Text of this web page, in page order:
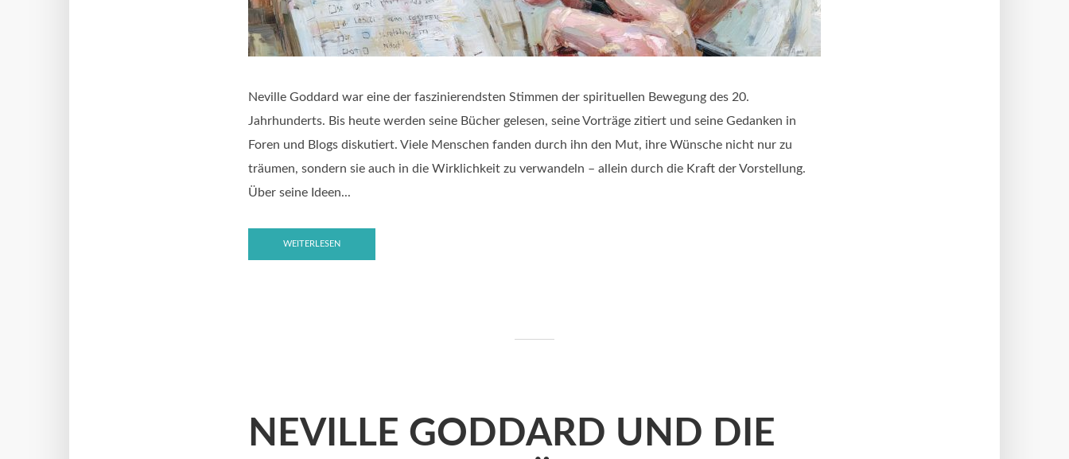
Neville Goddard war eine der faszinierendsten Stimmen der spirituellen Bewegung des 20.
Jahrhunderts. Bis heute werden seine Bücher gelesen, seine Vorträge zitiert und seine Gedanken in
Foren und Blogs diskutiert. Viele Menschen fanden durch ihn den Mut, ihre Wünsche nicht nur zu
träumen, sondern sie auch in die Wirklichkeit zu verwandeln – allein durch die Kraft der Vorstellung.
Über seine Ideen...
WEITERLESEN
NEVILLE GODDARD UND DIE